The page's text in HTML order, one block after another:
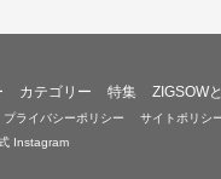
カテゴリー 特集 ZIGSOW
プライバシーポリシー サイトポリシ
Instagram